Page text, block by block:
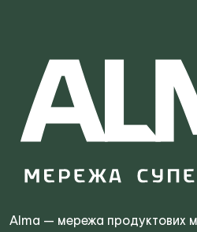
Alma — мережа продуктових